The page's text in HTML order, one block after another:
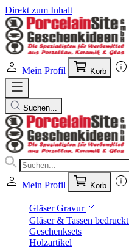
Direkt zum Inhalt
Mein Profil Korb
Suchen...
Mein Profil Korb
Gläser Gravur
Gläser & Tassen bedruckt
Geschenksets
Holzartikel